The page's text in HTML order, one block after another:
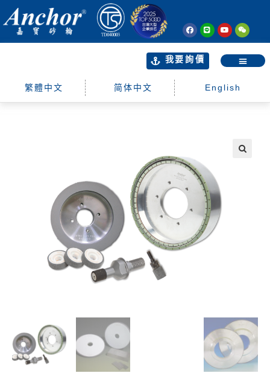
我要詢價
繁體中文 简体中文 English